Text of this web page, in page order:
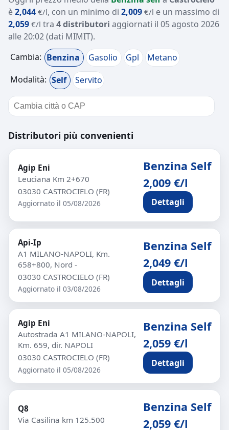
è2,044 €/l, con un minimo di 2,009 €/l e un massimo di
2,059 €/l tra 4 distributori aggiornati il 05 agosto 2026
alle 20:02(dati MIMIT).
Cambia: Benzina Gasolio Gpl
Metano
Modalità: Self Servito
Distributori più convenienti
Agip Eni
Leuciana Km 2+670
03030 CASTROCIELO (FR)
Aggiornato il 05/08/2026
Benzina Self
2,009 €/l
Dettagli
Api-Ip
A1 MILANO-NAPOLI, Km.
658+800, Nord -
03030 CASTROCIELO (FR)
Aggiornato il 03/08/2026
Benzina Self
2,049 €/l
Dettagli
Agip Eni
Autostrada A1 MILANO-NAPOLI,
Km. 659, dir. NAPOLI
03030 CASTROCIELO (FR)
Aggiornato il 05/08/2026
Benzina Self
2,059 €/l
Dettagli
Q8
Via Casilina km 125.500
Benzina Self
2,059 €/l